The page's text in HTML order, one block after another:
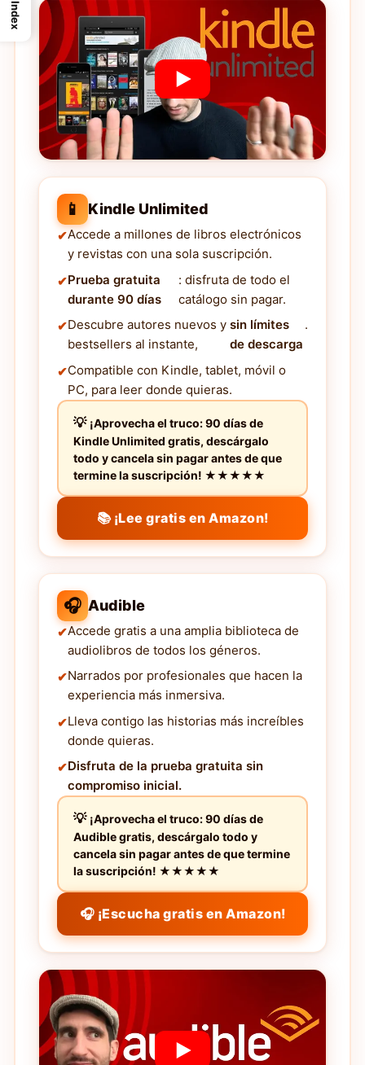
📱 Kindle Unlimited
Accede a millones de libros electrónicos
y revistas con una sola suscripción.
Prueba gratuita
durante 90 días
: disfruta de todo el
catálogo sin pagar.
Descubre autores nuevos y
bestsellers al instante,
sin límites
de descarga
.
Compatible con Kindle, tablet, móvil o
PC, para leer donde quieras.
¡Aprovecha el truco: 90 días de
Kindle Unlimited gratis, descárgalo
todo y cancela sin pagar antes de que
termine la suscripción! ★★★★★
📚 ¡Lee gratis en Amazon!
🎧 Audible
Accede gratis a una amplia biblioteca de
audiolibros de todos los géneros.
Narrados por profesionales que hacen la
experiencia más inmersiva.
Lleva contigo las historias más increíbles
donde quieras.
Disfruta de la prueba gratuita sin
compromiso inicial.
¡Aprovecha el truco: 90 días de
Audible gratis, descárgalo todo y
cancela sin pagar antes de que termine
la suscripción! ★★★★★
🎧 ¡Escucha gratis en Amazon!
Index